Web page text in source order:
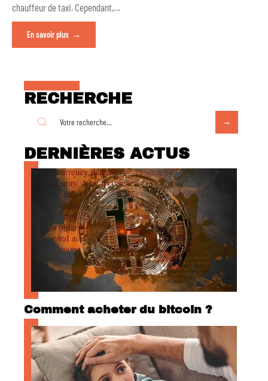
chauffeur de taxi. Cependant,…
En savoir plus
RECHERCHE
DERNIÈRES ACTUS
Comment acheter du bitcoin ?